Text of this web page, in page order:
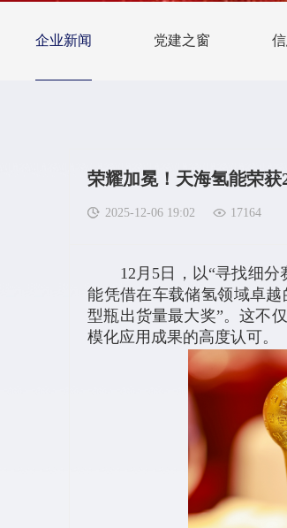
企业新闻 党建之窗
荣耀加冕！天海氢能荣
2025-12-06 19:02 17164
12月5日，以“寻找细分
能凭借在车载储氢领域卓
型瓶出货量最大奖”。这不
模化应用成果的高度认可。